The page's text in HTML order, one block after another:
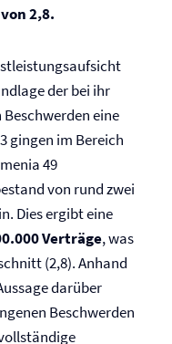
2,8.
der bei ihr
eine
gingen im Bereich
49
von rund zwei
Dies ergibt eine
Verträge, was
(2,8). Anhand
darüber
Beschwerden